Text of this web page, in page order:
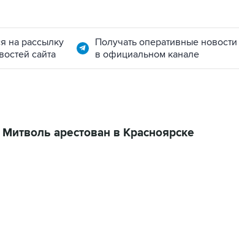
на рассылку
сайта
Получать оперативные новости
в официальном канале
арестован в Красноярске